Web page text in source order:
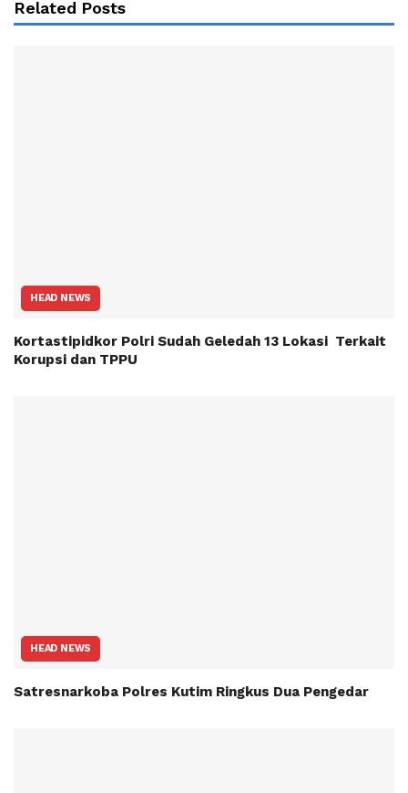
Related Posts
HEAD NEWS
Kortastipidkor Polri Sudah Geledah 13 Lokasi Terkait
Korupsi dan TPPU
HEAD NEWS
Satresnarkoba Polres Kutim Ringkus Dua Pengedar